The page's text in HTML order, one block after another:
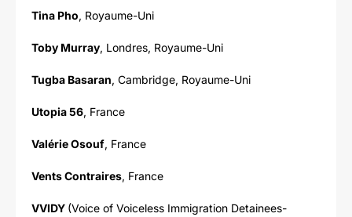
Tina Pho, Royaume-Uni
Toby Murray, Londres, Royaume-Uni
Tugba Basaran, Cambridge, Royaume-Uni
Utopia 56, France
Valérie Osouf, France
Vents Contraires, France
VVIDY (Voice of Voiceless Immigration Detainees-